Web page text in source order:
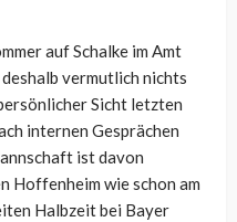
auf Schalke im Amt
vermutlich nichts
Sicht letzten
internen Gesprächen
ist davon
Hoffenheim wie schon am
Halbzeit bei Bayer